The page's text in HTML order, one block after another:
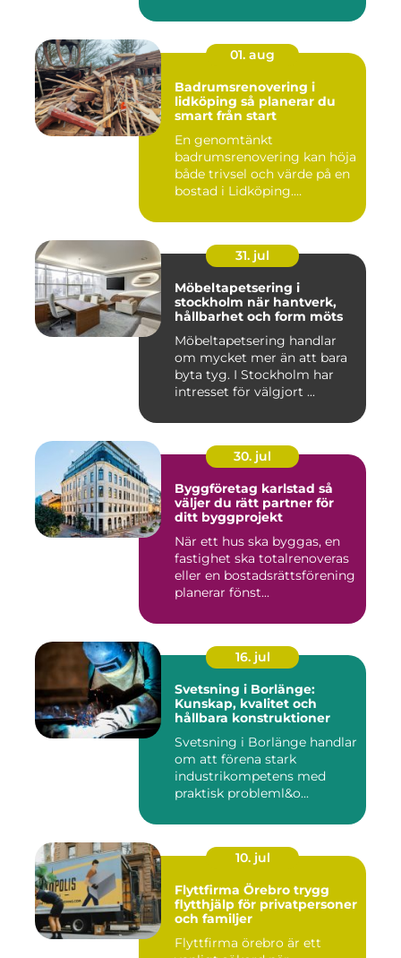
01. aug
Badrumsrenovering i
lidköping så planerar du
smart från start
En genomtänkt
badrumsrenovering kan höja
både trivsel och värde på en
bostad i Lidköping.
31. jul
Möbeltapetsering i
stockholm när hantverk,
hållbarhet och form möts
Möbeltapetsering handlar
om mycket mer än att bara
byta tyg. I Stockholm har
intresset för välgjort ...
30. jul
Byggföretag karlstad så
väljer du rätt partner för
ditt byggprojekt
När ett hus ska byggas, en
fastighet ska totalrenoveras
eller en bostadsrättsförening
planerar fönst...
16. jul
Svetsning i Borlänge:
Kunskap, kvalitet och
hållbara konstruktioner
Svetsning i Borlänge handlar
om att förena stark
industrikompetens med
praktisk probleml&o...
10. jul
Flyttfirma Örebro trygg
flytthjälp för privatpersoner
och familjer
Flyttfirma örebro är ett